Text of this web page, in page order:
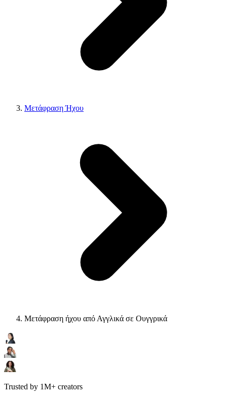
Μετάφραση Ήχου
Μετάφραση ήχου από Αγγλικά σε Ουγγρικά
Trusted by 1M+ creators